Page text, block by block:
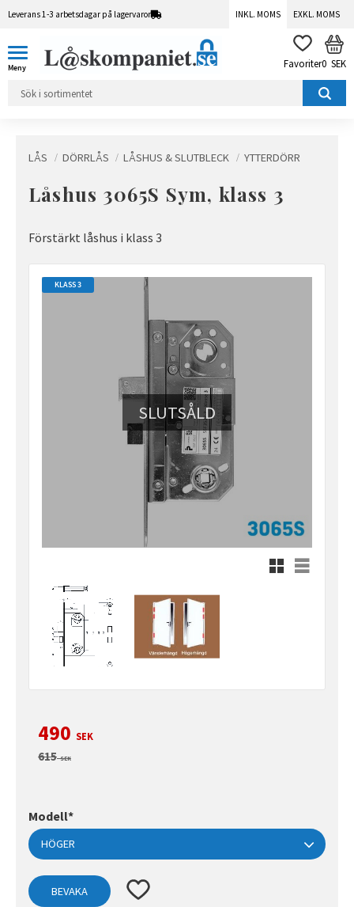
Leverans 1-3 arbetsdagar på lagervaror INKL. MOMS EXKL. MOMS
FAVORITER
0 SEK
LÅS DÖRRLÅS LÅSHUS & SLUTBLECK YTTERDÖRR
Låshus 3065S Sym, klass 3
Förstärkt låshus i klass 3
SLUTSÅLD
KLASS 3
Rutnätsvy
Listvy
Nedsatt pris:
490 SEK
Ordinarie pris:
615SEK
Modell*
Lägg till i favoriter
BEVAKA